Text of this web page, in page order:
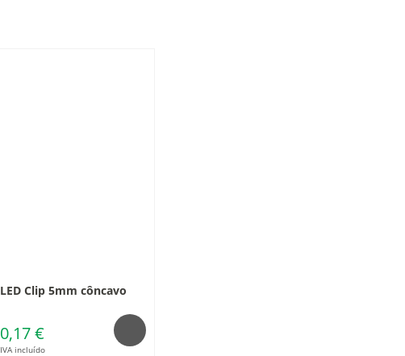
LED Clip 5mm côncavo
0,17 €
IVA incluído